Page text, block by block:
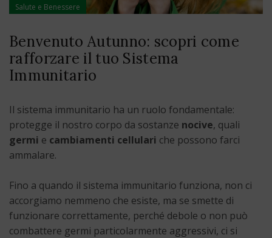
Salute e Benessere
Benvenuto Autunno: scopri come
rafforzare il tuo Sistema
Immunitario
Il sistema immunitario ha un ruolo fondamentale:
protegge il nostro corpo da sostanze nocive, quali
germi e cambiamenti cellulari che possono farci
ammalare.
Fino a quando il sistema immunitario funziona, non ci
accorgiamo nemmeno che esiste, ma se smette di
funzionare correttamente, perché debole o non può
combattere germi particolarmente aggressivi, ci si